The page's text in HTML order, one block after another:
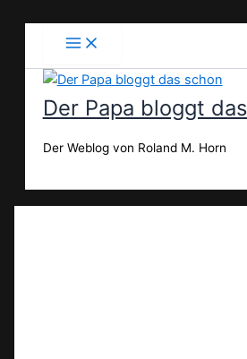
Der Papa bloggt
Der Weblog von Roland M. Horn